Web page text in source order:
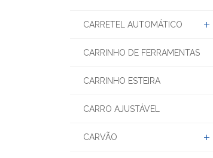
CARRETEL AUTOMÁTICO
CARRINHO DE FERRAMENTAS
CARRINHO ESTEIRA
CARRO AJUSTÁVEL
CARVÃO